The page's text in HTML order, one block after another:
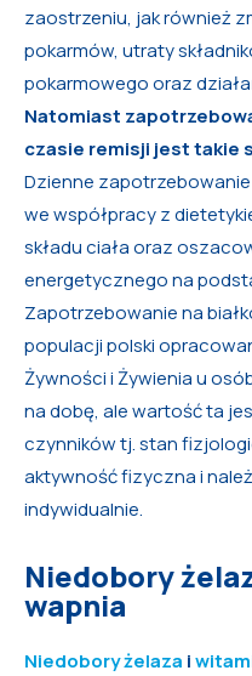
zaostrzeniu, jak również
pokarmów, utraty
pokarmowego oraz
Natomiast
czasie remisji jest takie
Dzienne
we współpracy z
składu ciała oraz
energetycznego na
Zapotrzebowanie na
populacji polski
Żywności i Żywienia u
na dobę, ale wartość ta
czynników tj. stan
aktywność fizyczna i
indywidualnie.
Niedobory
wapnia
Niedobory żelaza i